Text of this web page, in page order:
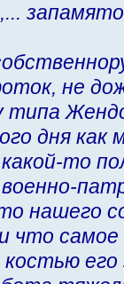
не
типа
дня как
то
нашего
что
костью